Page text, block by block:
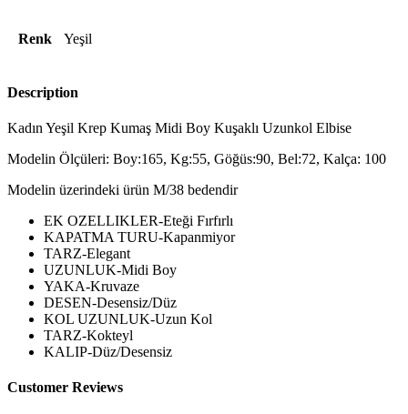
Renk Yeşil
Description
Kadın Yeşil Krep Kumaş Midi Boy Kuşaklı Uzunkol Elbise
Modelin Ölçüleri: Boy:165, Kg:55, Göğüs:90, Bel:72, Kalça: 100
Modelin üzerindeki ürün M/38 bedendir
EK OZELLIKLER-Eteği Fırfırlı
KAPATMA TURU-Kapanmiyor
TARZ-Elegant
UZUNLUK-Midi Boy
YAKA-Kruvaze
DESEN-Desensiz/Düz
KOL UZUNLUK-Uzun Kol
TARZ-Kokteyl
KALIP-Düz/Desensiz
Customer Reviews